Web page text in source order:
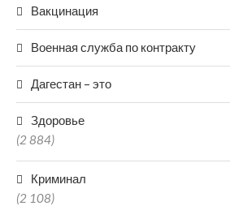
Вакцинация
Военная служба по контракту
Дагестан – это
Здоровье
(2 884)
Криминал
(2 108)